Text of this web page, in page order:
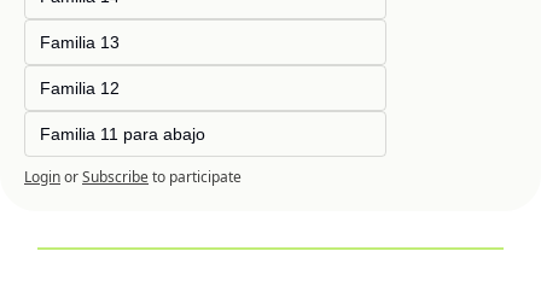
Familia 13
Familia 12
Familia 11 para abajo
LoginorSubscribeto participate